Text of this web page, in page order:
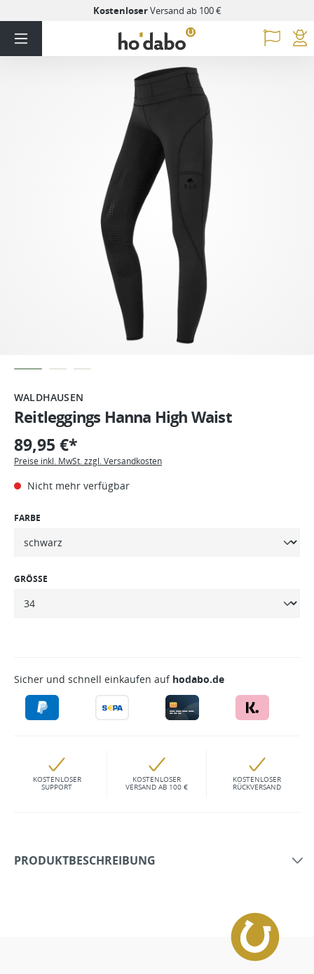
KostenloserVersand ab 100 €
WALDHAUSEN
Reitleggings Hanna High Waist
89,95 €*
Preise inkl. MwSt. zzgl. Versandkosten
Nicht mehr verfügbar
FARBE
GRÖSSE
Sicher und schnell einkaufen auf hodabo.de
KOSTENLOSER
SUPPORT
KOSTENLOSER
VERSAND AB 100 €
KOSTENLOSER
RÜCKVERSAND
PRODUKTBESCHREIBUNG